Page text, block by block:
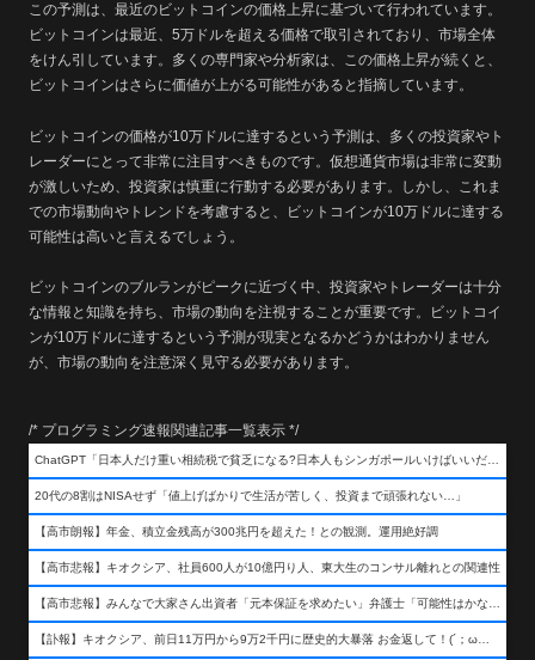
この予測は、最近のビットコインの価格上昇に基づいて行われています。
ビットコインは最近、5万ドルを超える価格で取引されており、市場全体
をけん引しています。多くの専門家や分析家は、この価格上昇が続くと、
ビットコインはさらに価値が上がる可能性があると指摘しています。
ビットコインの価格が10万ドルに達するという予測は、多くの投資家やト
レーダーにとって非常に注目すべきものです。仮想通貨市場は非常に変動
が激しいため、投資家は慎重に行動する必要があります。しかし、これま
での市場動向やトレンドを考慮すると、ビットコインが10万ドルに達する
可能性は高いと言えるでしょう。
ビットコインのブルランがピークに近づく中、投資家やトレーダーは十分
な情報と知識を持ち、市場の動向を注視することが重要です。ビットコイ
ンが10万ドルに達するという予測が現実となるかどうかはわかりません
が、市場の動向を注意深く見守る必要があります。
/* プログラミング速報関連記事一覧表示 */
ChatGPT「日本人だけ重い相続税で貧乏になる?日本人もシンガポールいけばいいだけだから相続税で日本人は貧乏にならんだろ呆」
20代の8割はNISAせず「値上げばかりで生活が苦しく、投資まで頑張れない…」
【高市朗報】年金、積立金残高が300兆円を超えた！との観測。運用絶好調
【高市悲報】キオクシア、社員600人が10億円り人、東大生のコンサル離れとの関連性
【高市悲報】みんなで大家さん出資者「元本保証を求めたい」弁護士「可能性はかなり低い」出資者「不誠実！」
【訃報】キオクシア、前日11万円から9万2千円に歴史的大暴落 お金返して！(´；ω；｀)